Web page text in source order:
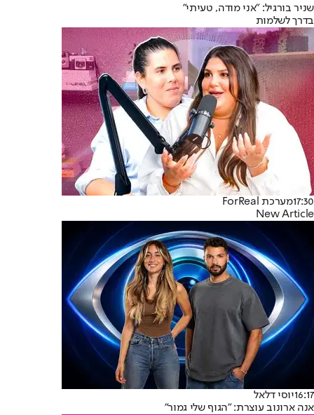
שניר בורגיל: ״אני מודה, טעיתי״
בדרך לשלמות
17:30מערכת ForReal
New Article
16:17יוסי דלאל
אנה ארונוב עוצרת: "הגוף שלי גמור"